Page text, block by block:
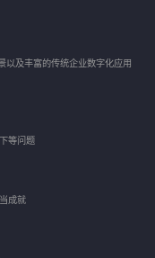
以及丰富的传统企业数字化应用
等问题
成就